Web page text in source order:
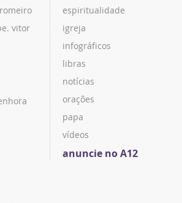
vitor
espiritualidade
igreja
infográficos
libras
notícias
orações
papa
vídeos
anuncie no A12